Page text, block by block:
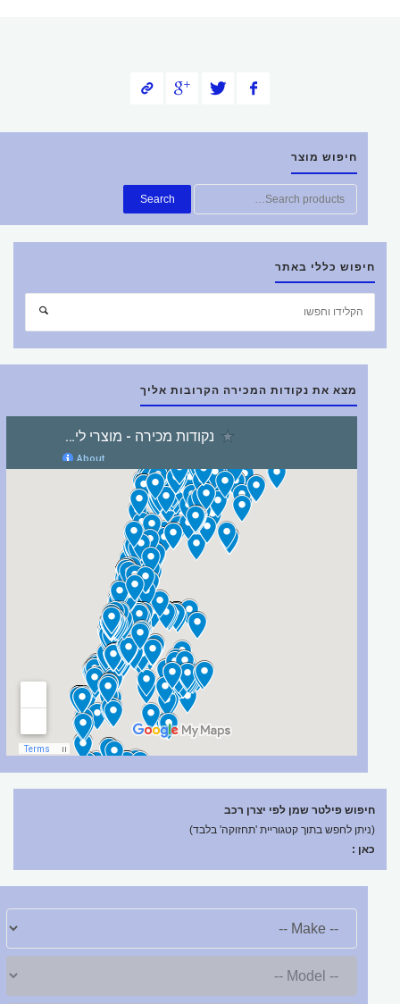
חיפוש מוצר
חפש
את:
Search
חיפוש כללי באתר
חיפוש
מצא את נקודות המכירה הקרובות אליך
חיפוש פילטר שמן לפי יצרן רכב
(ניתן לחפש בתוך קטגוריית 'תחזוקה' בלבד)
כאן :